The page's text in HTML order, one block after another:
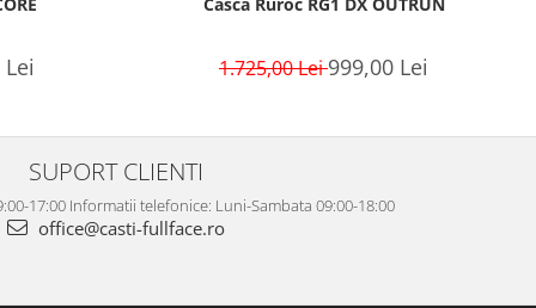
1.725,00 Lei999,00 Lei
SUPORT CLIENTI
17:00 Informatii telefonice: Luni-Sambata 09:00-18:00
office@casti-fullface.ro